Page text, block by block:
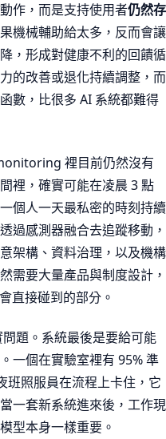
作，而是支持使用者仍然存
果機械輔助給太多，反而會讓
，形成對健康不利的回饋循
的改善或退化持續調整，而
數，比很多 AI 系統都難得
裡目前仍然沒有
裡，確實可能在凌晨 3 點
個人一天最私密的時刻持續
過感測器融合去追蹤移動，
架構、資料治理，以及機構
需要大量產品與制度設計，
直接碰到的部分。
題。系統最後是要給可能
一個在實驗室裡有 95% 準
班照服員在流程上卡住，它
一套新系統進來後，工作現
型本身一樣重要。